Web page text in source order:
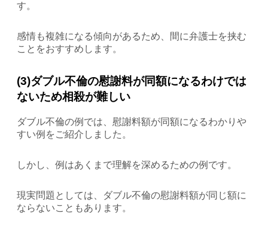
す。
感情も複雑になる傾向があるため、間に弁護士を挟む
ことをおすすめします。
(3)ダブル不倫の慰謝料が同額になるわけでは
ないため相殺が難しい
ダブル不倫の例では、慰謝料額が同額になるわかりや
すい例をご紹介しました。
しかし、例はあくまで理解を深めるための例です。
現実問題としては、ダブル不倫の慰謝料額が同じ額に
ならないこともあります。